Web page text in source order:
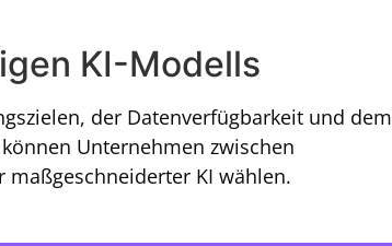
KI-Modells
der Datenverfügbarkeit und dem
Unternehmen zwischen
KI wählen.